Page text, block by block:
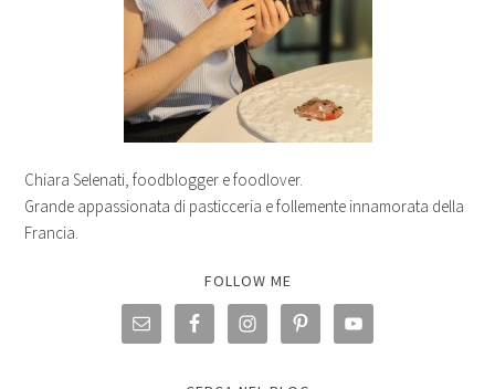
Chiara Selenati, foodblogger e foodlover.
Grande appassionata di pasticceria e follemente innamorata della
Francia.
FOLLOW ME